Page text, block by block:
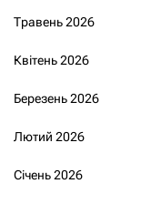
Травень 2026
Квітень 2026
Березень 2026
Лютий 2026
Січень 2026